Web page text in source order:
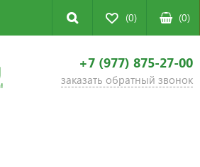
(0) (0)
+7 (977) 875-27-00
заказать обратный звонок